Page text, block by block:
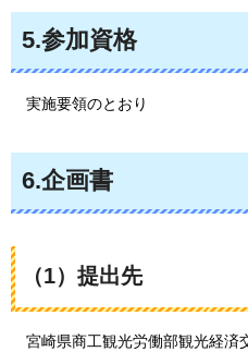
5.参加資格
実施要領のとおり
6.企画書
（1）提出先
宮崎県商工観光労働部観光経済